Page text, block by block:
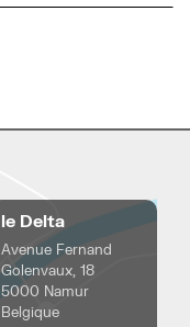
le Delta
Avenue Fernand
Golenvaux, 18
5000 Namur
Belgique